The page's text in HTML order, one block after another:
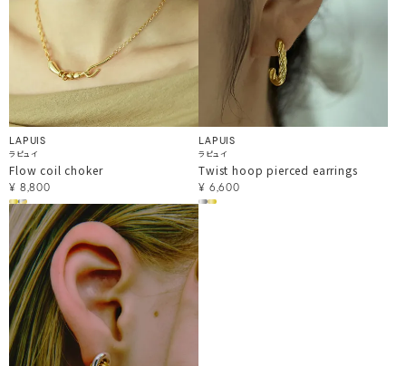
LAPUIS
ラピュイ
Flow coil choker
¥ 8,800
LAPUIS
ラピュイ
Twist hoop pierced earrings
¥ 6,600